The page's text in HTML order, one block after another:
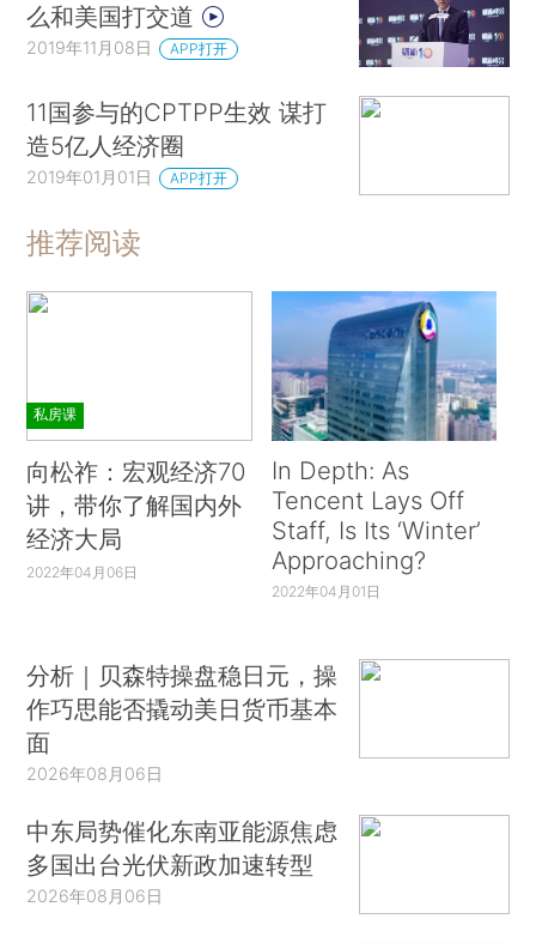
么和美国打交道
2019年11月08日 APP打开
11国参与的CPTPP生效 谋打
造5亿人经济圈
2019年01月01日 APP打开
推荐阅读
私房课
向松祚：宏观经济70
讲，带你了解国内外
经济大局
2022年04月06日
In Depth: As
Tencent Lays Off
Staff, Is Its ‘Winter’
Approaching?
2022年04月01日
分析｜贝森特操盘稳日元，操
作巧思能否撬动美日货币基本
面
2026年08月06日
中东局势催化东南亚能源焦虑
多国出台光伏新政加速转型
2026年08月06日